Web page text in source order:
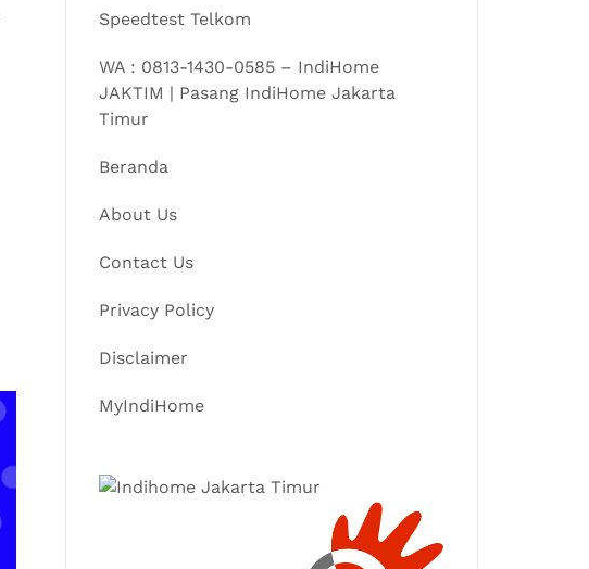
Speedtest Telkom
WA : 0813-1430-0585 – IndiHome
JAKTIM | Pasang IndiHome Jakarta
Timur
Beranda
About Us
Contact Us
Privacy Policy
Disclaimer
MyIndiHome